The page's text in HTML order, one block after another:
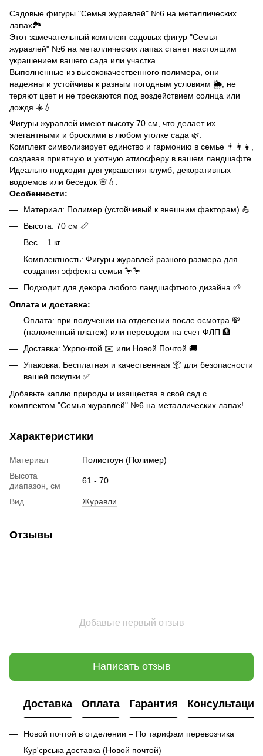
Садовые фигуры "Семья журавлей" №6 на металлических
лапах🏞️
Этот замечательный комплект садовых фигур "Семья
журавлей" №6 на металлических лапах станет настоящим
украшением вашего сада или участка.
Выполненные из высококачественного полимера, они
надежны и устойчивы к разным погодным условиям 🌦️, не
теряют цвет и не трескаются под воздействием солнца или
дождя ☀️💧.
Фигуры журавлей имеют высоту 70 см, что делает их
элегантными и броскими в любом уголке сада 🌿.
Комплект символизирует единство и гармонию в семье 👨‍👩‍👧,
создавая приятную и уютную атмосферу в вашем ландшафте.
Идеально подходит для украшения клумб, декоративных
водоемов или беседок 🌸💧.
Особенности:
Материал: Полимер (устойчивый к внешним факторам) 💪
Высота: 70 см 📏
Вес – 1 кг
Комплектность: Фигуры журавлей разного размера для
создания эффекта семьи 🦩🦩
Подходит для декора любого ландшафтного дизайна 🌱
Оплата и доставка:
Оплата: при получении на отделении после осмотра 💸
(наложенный платеж) или переводом на счет ФЛП 🏦
Доставка: Укрпочтой ✉️ или Новой Почтой 🚚
Упаковка: Бесплатная и качественная 📦 для безопасности
вашей покупки ✅
Добавьте каплю природы и изящества в свой сад с
комплектом "Семья журавлей" №6 на металлических лапах!
Характеристики
Материал
Полистоун (Полимер)
Высота
диапазон, см
61 - 70
Вид Журавли
Отзывы
Добавьте первый отзыв
Написать отзыв
Доставка Оплата Гарантия Консультация
Новой почтой в отделении – По тарифам перевозчика
Кур'єрська доставка (Новой почтой)